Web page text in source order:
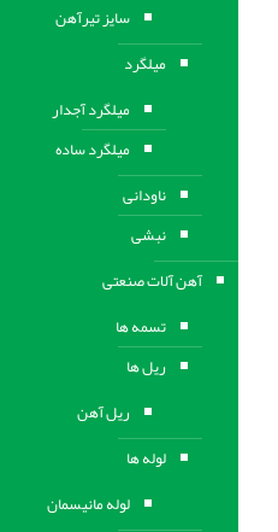
سایز تیرآهن
میلگرد
میلگرد آجدار
میلگرد ساده
ناودانی
نبشی
آهن آلات صنعتی
تسمه ها
ریل ها
ریل آهن
لوله ها
لوله مانیسمان